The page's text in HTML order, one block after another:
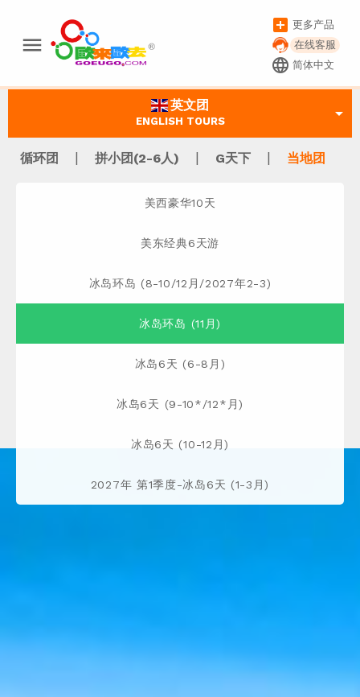
menu
add_box 更多产品
在线客服
language 简体中文
英文团
ENGLISH TOURS arrow_drop_down
循环团 | 拼小团(2-6人) | G天下 | 当地团
美西豪华10天
美东经典6天游
冰岛环岛 (8-10/12月/2027年2-3)
冰岛环岛 (11月)
冰岛6天 (6-8月)
冰岛6天 (9-10*/12*月)
冰岛6天 (10-12月)
2027年 第1季度-冰岛6天 (1-3月)